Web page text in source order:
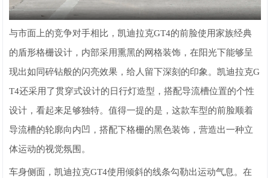
与市面上的竞争对手相比，凯迪拉克GT4的前脸使用家族经典
的盾形格栅设计，内部采用熏黑的网格装饰，在阳光下能够呈
现出如同碎钻般的闪亮效果，给人留下深刻的印象。凯迪拉克G
T4还采用了贯穿式设计的日行灯造型，搭配导流槽位置的个性
设计，看起来足够独特。值得一提的是，这款车型的前脸顺着
导流槽的轮廓向内凹，搭配下格栅的黑色装饰，营造出一种立
体运动的视觉氛围。
车身侧面，凯迪拉克GT4使用倾斜的线条勾勒出运动气息。在